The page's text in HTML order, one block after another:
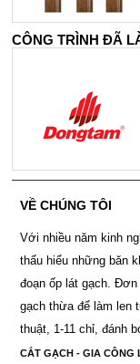
CÔNG TRÌNH ĐÃ
VỀ CHÚNG TÔI
Với nhiều năm kinh
thấu hiểu những băn
đoạn ốp lát gạch.
gạch thừa để làm len
thuật, 1-11 chỉ, đánh
CẮT GẠCH - GIA CÔNG